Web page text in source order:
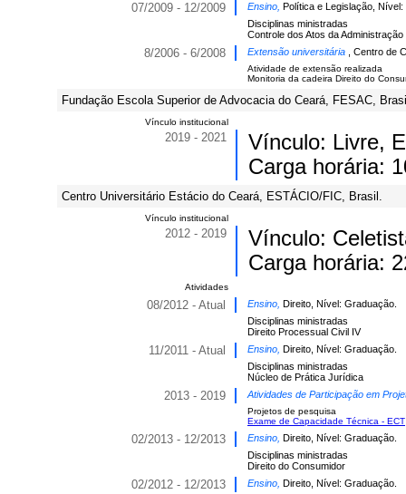
07/2009 - 12/2009 Ensino, Política e Legislação,
Disciplinas ministradas
Controle dos Atos da Administração
8/2006 - 6/2008 Extensão universitária , Centro de
Atividade de extensão realizada
Monitoria da cadeira Direito do
Fundação Escola Superior de Advocacia do Ceará, FESAC,
Vínculo institucional
2019 - 2021
Vínculo: Livre,
Carga horária:
Centro Universitário Estácio do Ceará, ESTÁCIO/FIC, Brasil.
Vínculo institucional
2012 - 2019
Vínculo:
Carga horária:
Atividades
08/2012 - Atual Ensino, Direito, Nível: Graduação.
Disciplinas ministradas
Direito Processual Civil IV
11/2011 - Atual Ensino, Direito, Nível: Graduação.
Disciplinas ministradas
Núcleo de Prática Jurídica
2013 - 2019 Atividades de Participação em
Projetos de pesquisa
Exame de Capacidade Técnica - ECT
02/2013 - 12/2013 Ensino, Direito, Nível: Graduação.
Disciplinas ministradas
Direito do Consumidor
02/2012 - 12/2013 Ensino, Direito, Nível: Graduação.